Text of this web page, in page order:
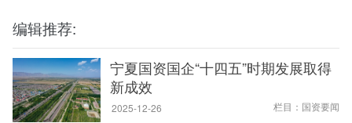
编辑推荐:
宁夏国资国企“十四五”时期发展取得
新成效
2025-12-26 栏目：国资要闻